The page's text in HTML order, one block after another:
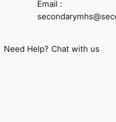
Email :
Need Help? Chat with us